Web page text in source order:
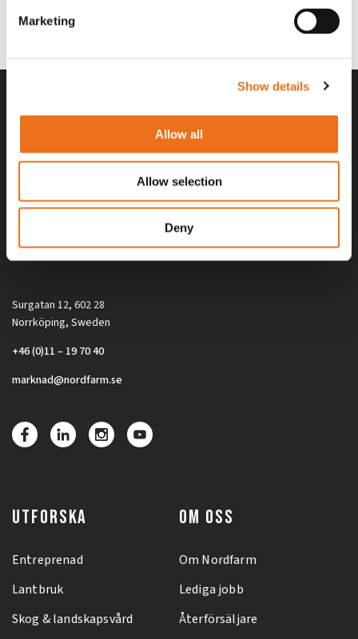
Marketing
Show details
Allow all
Allow selection
Deny
Alla priser på tillbehör och tillval gäller vid köp av ny maskin. Priserna
gäller inte vid köp av enskild produkt, till exempel
Surgatan 12, 602 28
Norrköping, Sweden
+46 (0)11 – 19 70 40
marknad@nordfarm.se
UTFORSKA
Entreprenad
Lantbruk
Skog & landskapsvård
OM OSS
Om Nordfarm
Lediga jobb
Återförsäljare